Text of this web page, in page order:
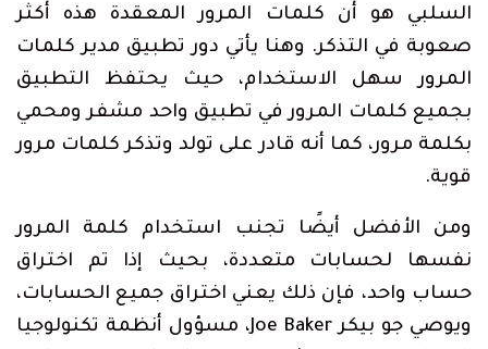
السلبي هو أن كلمات المرور المعقدة هذه أكثر
صعوبة في التذكر. وهنا يأتي دور تطبيق مدير كلمات
المرور سهل الاستخدام، حيث يحتفظ التطبيق
بجميع كلمات المرور في تطبيق واحد مشفر ومحمي
بكلمة مرور، كما أنه قادر على تولد وتذكر كلمات مرور
قوية.
ومن الأفضل أيضًا تجنب استخدام كلمة المرور
نفسها لحسابات متعددة، بحيث إذا تم اختراق
حساب واحد، فإن ذلك يعني اختراق جميع الحسابات،
ويوصي جو بيكر Joe Baker، مسؤول أنظمة تكنولوجيا